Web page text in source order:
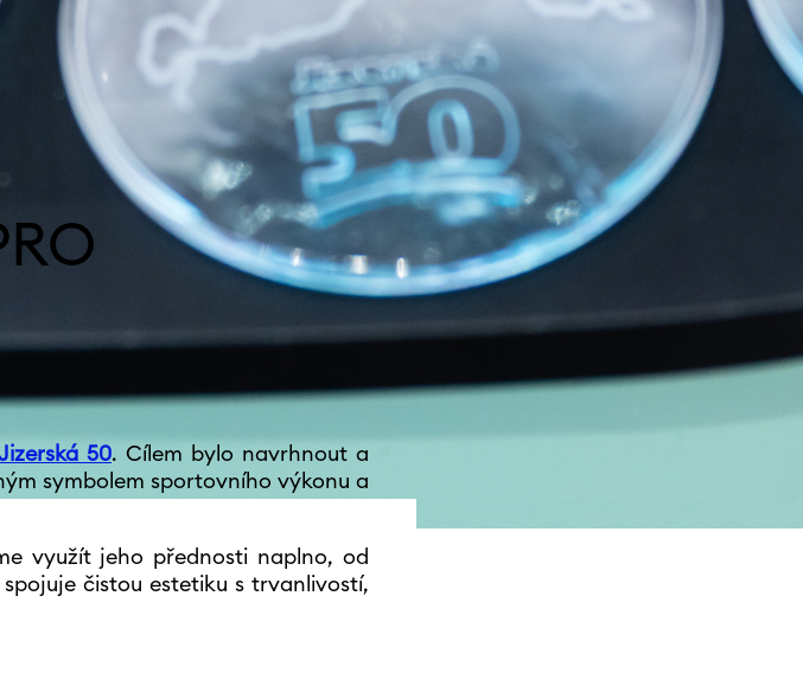
50. Cílem bylo navrhnout a
symbolem sportovního výkonu a
využít jeho přednosti naplno, od
čistou estetiku s trvanlivostí,